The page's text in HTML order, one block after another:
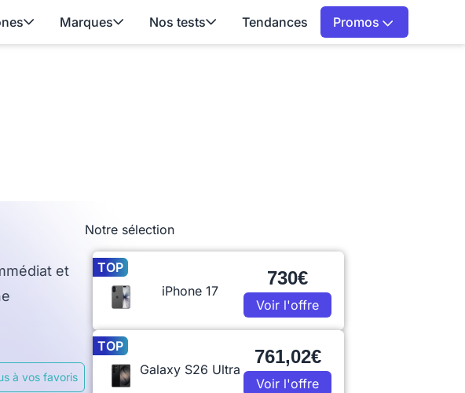
Marques Nos tests Tendances Promos
et
à vos favoris
Notre sélection
TOP
iPhone 17
730€
Voir l'offre
TOP
Galaxy S26 Ultra
761,02€
Voir l'offre